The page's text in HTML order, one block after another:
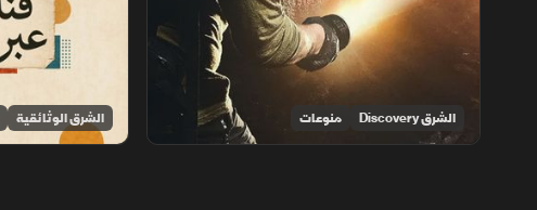
الشرق Discovery منوعات الشرق الوثائقية